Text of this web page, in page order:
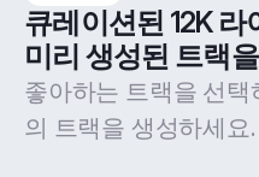
큐레이션된 12K 라
미리 생성된 트랙
좋아하는 트랙을 선택
의 트랙을 생성하세요.